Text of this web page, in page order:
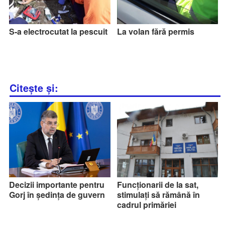
S-a electrocutat la pescuit La volan fără permis
Citește și:
Decizii importante pentru
Gorj în ședința de guvern
Funcționarii de la sat,
stimulați să rămână în
cadrul primăriei